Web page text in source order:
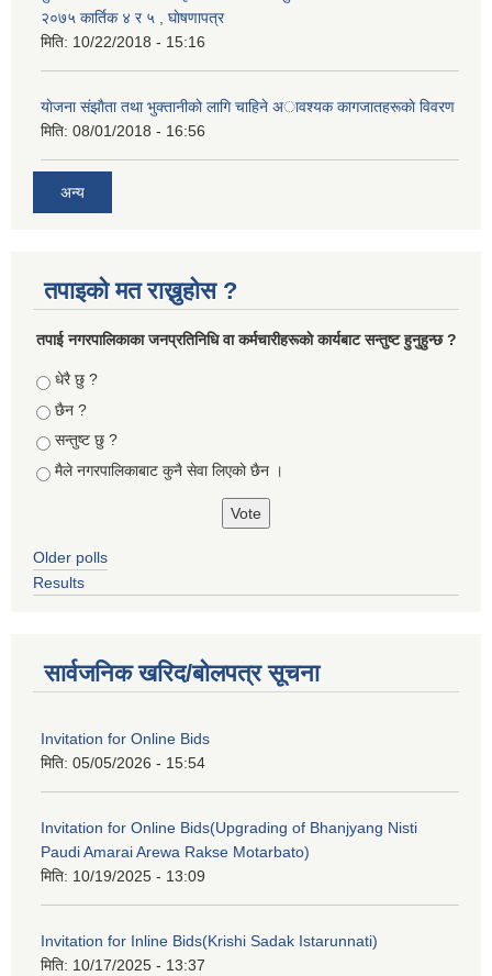
२०७५ कार्तिक ४ र ५ , घाेषणापत्र
मिति: 10/22/2018 - 15:16
याेजना संझाैता तथा भुक्तानीकाे लागि चाहिने अावश्यक कागजातहरूकाे विवरण
मिति: 08/01/2018 - 16:56
अन्य
तपाइको मत राख्नुहोस ?
तपा‌ई नगरपालिकाका जनप्रतिनिधि वा कर्मचारीहरूकाे कार्यबाट सन्तुष्ट हुनुहुन्छ ?
Choices
धेरै छु ?
छैन ?
सन्तुष्ट छु ?
मैले नगरपालिकाबाट कुनै सेवा लिएकाे छैन ।
Older polls
Results
सार्वजनिक खरिद/बोलपत्र सूचना
Invitation for Online Bids
मिति: 05/05/2026 - 15:54
Invitation for Online Bids(Upgrading of Bhanjyang Nisti
Paudi Amarai Arewa Rakse Motarbato)
मिति: 10/19/2025 - 13:09
Invitation for Inline Bids(Krishi Sadak Istarunnati)
मिति: 10/17/2025 - 13:37